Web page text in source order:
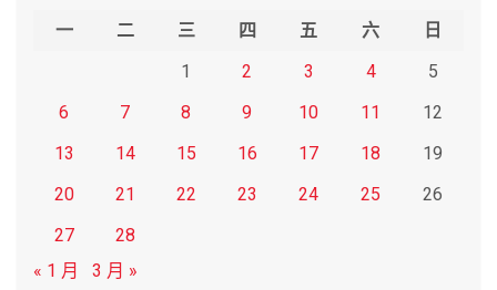
一 二 三 四 五 六
日
1
2 3 4
5
6
7 8 9 10 11
12
13
14 15 16 17 18
19
20
21 22 23 24 25
26
27
28
« 1 月
3 月 »